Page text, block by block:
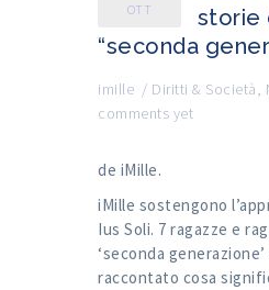
OTT
storie
“seconda
imille / Diritti & Società,
comments yet
de iMille.
iMille sostengono
Ius Soli. 7 ragazze e
‘seconda
raccontato cosa